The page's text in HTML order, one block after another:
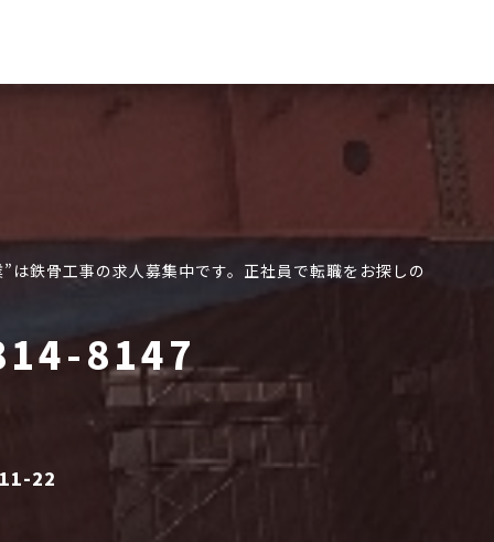
は鉄骨工事の求人募集中です。正社員で転職をお探しの
8147
22